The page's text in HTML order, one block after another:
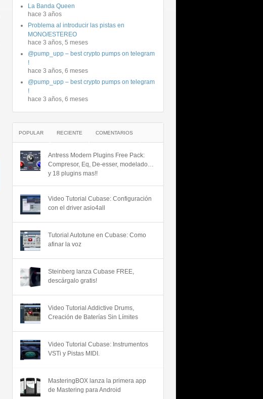
La Banda Queen
hace 3 años
Problema al introducir las pistas en
MONO/ESTEREO
hace 3 años, 5 meses
@pump_upp – best crypto pumps on telegram
!
hace 3 años, 6 meses
@pump_upp – best crypto pumps on telegram
!
hace 3 años, 6 meses
POPULAR RECIENTE COMENTARIOS
Antress Modern Plugins Free Pack:
Compresor, Eq, De-esser, modelado…
y 18 plugins mas!!
Video Tutorial Cubase: Configuración
con el driver asio4all
Tutorial Autotune en Cubase: Como
afinar la voz
Steinberg lanza Cubase FREE,
descárgalo gratis!
Video Tutorial Addictive Drums,
Creación de Baterías Sin Límites
Video Tutorial Cubase: Instrumentos
VSTi y Pistas MIDI.
MasteringBOX lanza la primera app
de Mastering para Android